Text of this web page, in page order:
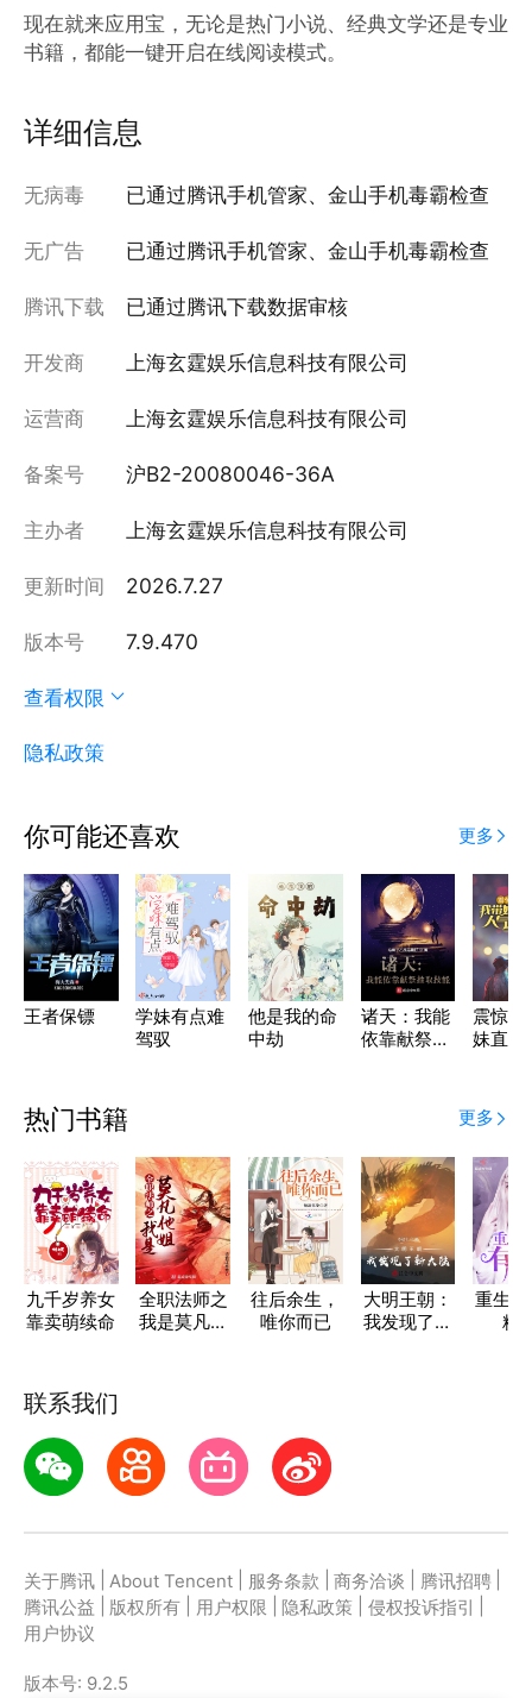
现在就来应用宝，无论是热门小说、经典文学还是专业
书籍，都能一键开启在线阅读模式。
详细信息
无病毒 已通过腾讯手机管家、金山手机毒霸检查
无广告 已通过腾讯手机管家、金山手机毒霸检查
腾讯下载 已通过腾讯下载数据审核
开发商 上海玄霆娱乐信息科技有限公司
运营商 上海玄霆娱乐信息科技有限公司
备案号 沪B2-20080046-36A
主办者 上海玄霆娱乐信息科技有限公司
更新时间 2026.7.27
版本号 7.9.470
查看权限
隐私政策
你可能还喜欢 更多
王者保镖
学妹有点难
驾驭
他是我的命
中劫
诸天：我能
依靠献祭抽
震惊！
妹直播
热门书籍 更多
九千岁养女
靠卖萌续命
全职法师之
我是莫凡他
往后余生，
唯你而已
大明王朝：
我发现了新
重生
精
联系我们
关于腾讯 About Tencent 服务条款 商务洽谈 腾讯招聘
腾讯公益
版权所有 用户权限 隐私政策 侵权投诉指引
用户协议
版本号: 9.2.5